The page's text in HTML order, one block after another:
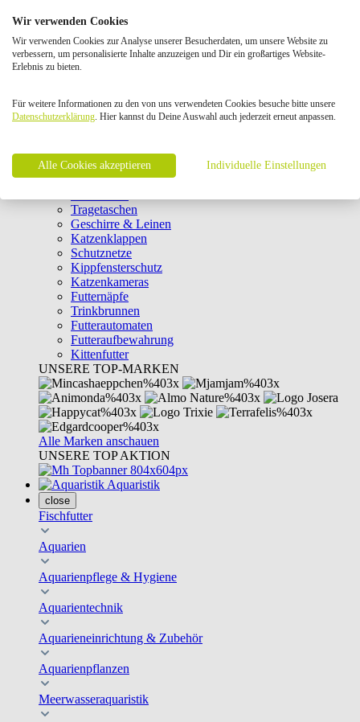
Katzenhäuser
Hängematten & Fensterliegeplätze
Katzendecken & -matten
Baldrian- & Catnipspielzeug
Intelligenzspielzeug
Laserpointer & Elektrospielzeug
Clicker & Target Sticks für Katzen
Weiteres Katzenspielzeug
Transportboxen
Tragetaschen
Geschirre & Leinen
Katzenklappen
Schutznetze
Kippfensterschutz
Katzenkameras
Futternäpfe
Trinkbrunnen
Futterautomaten
Futteraufbewahrung
Kittenfutter
UNSERE TOP-MARKEN
Alle Marken anschauen
UNSERE TOP AKTION
Aquaristik
close
Fischfutter
Aquarien
Aquarienpflege & Hygiene
Aquarientechnik
Aquarieneinrichtung & Zubehör
Aquarienpflanzen
Meerwasseraquaristik
Wir verwenden Cookies
Wir verwenden Cookies zur Analyse unserer Besucherdaten, um unsere Website zu
verbessern, um personalisierte Inhalte anzuzeigen und Dir ein großartiges Website-
Erlebnis zu bieten.
Für weitere Informationen zu den von uns verwendeten Cookies besuche bitte unsere
Datenschutzerklärung. Hier kannst du Deine Auswahl auch jederzeit erneut anpassen.
Alle Cookies akzeptieren Individuelle Einstellungen